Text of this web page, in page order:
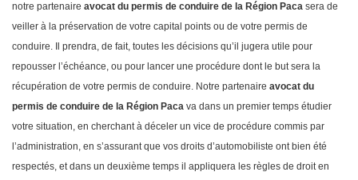
notre partenaire avocat du permis de conduire de la Région Paca sera de
veiller à la préservation de votre capital points ou de votre permis de
conduire. Il prendra, de fait, toutes les décisions qu’il jugera utile pour
repousser l’échéance, ou pour lancer une procédure dont le but sera la
récupération de votre permis de conduire. Notre partenaire avocat du
permis de conduire de la Région Paca va dans un premier temps étudier
votre situation, en cherchant à déceler un vice de procédure commis par
l’administration, en s’assurant que vos droits d’automobiliste ont bien été
respectés, et dans un deuxième temps il appliquera les règles de droit en